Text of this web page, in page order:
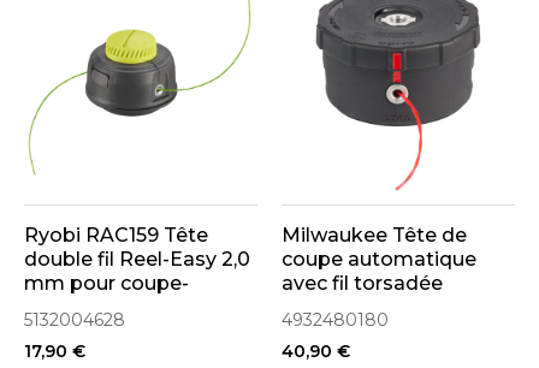
Ryobi RAC159 Tête
double fil Reel-Easy 2,0
mm pour coupe-
bordures sur batterie
RY18ELTX33
(5132004628)
5132004628
17,90 €
Milwaukee Tête de
coupe automatique
avec fil torsadée
ø2x45m pour coupe-
bordure M18CLT,
M18FOPH-LTA
4932480180
40,90 €